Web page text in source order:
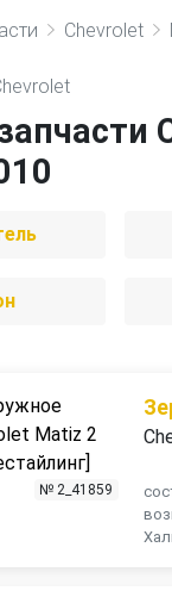
Chevrolet
№ 2_41859